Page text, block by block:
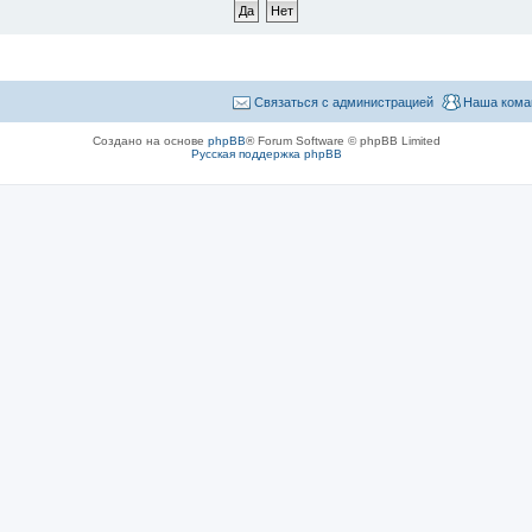
Наша
Связаться с администрацией
Создано на основе phpBB® Forum Software © phpBB Limited
Русская поддержка phpBB